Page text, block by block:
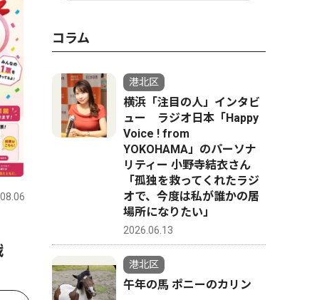
コラム
港北区
横浜「注目の人」インタビ
ュー ラジオ日本「Happy
Voice ! from
YOKOHAMA」のパーソナ
リティー 小野寺結衣さん
「孤独を救ってくれたラジ
オで、今度は私が誰かの居
場所になりたい」
2026.06.13
港北区
午年の馬 ポニーのカリン